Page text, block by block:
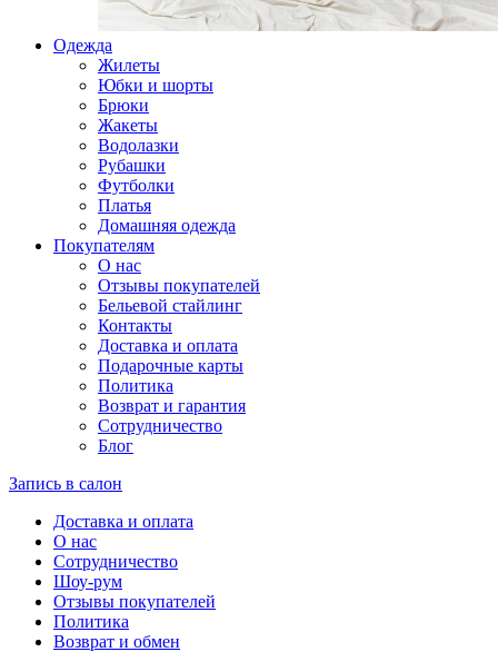
Одежда
Жилеты
Юбки и шорты
Брюки
Жакеты
Водолазки
Рубашки
Футболки
Платья
Домашняя одежда
Покупателям
О нас
Отзывы покупателей
Бельевой стайлинг
Контакты
Доставка и оплата
Подарочные карты
Политика
Возврат и гарантия
Сотрудничество
Блог
Запись в салон
Доставка и оплата
О нас
Сотрудничество
Шоу-рум
Отзывы покупателей
Политика
Возврат и обмен